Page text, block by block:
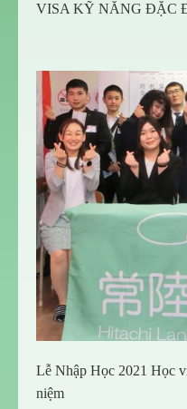
VISA KỸ NĂNG ĐẶC
Lễ Nhập Học 2021 Học
niệm